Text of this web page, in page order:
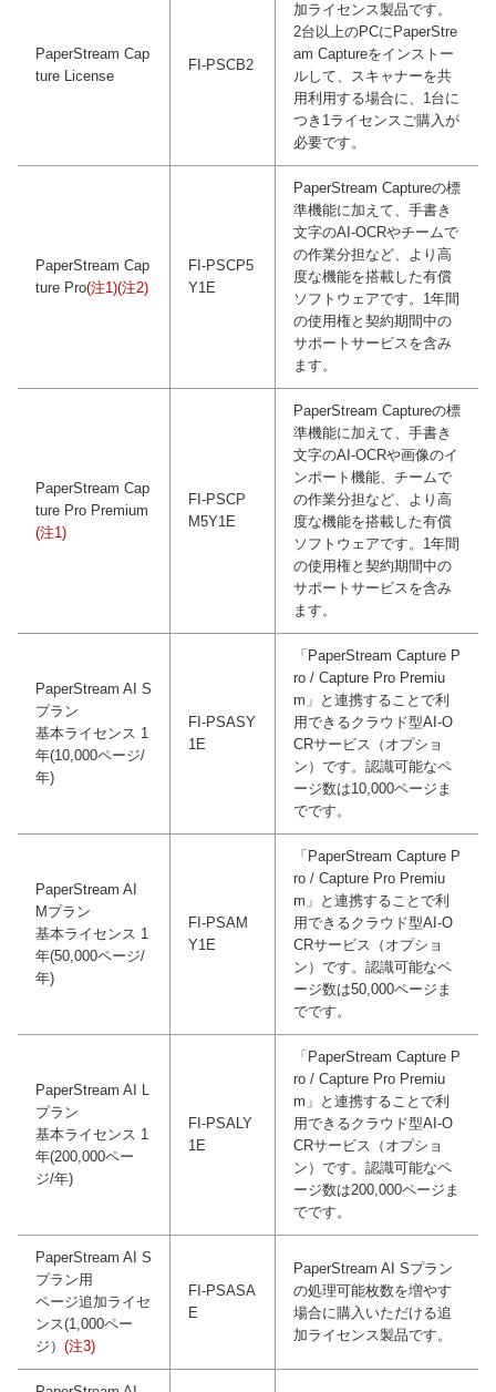
PaperStream Cap
ture License
FI-PSCB2
加ライセンス製品です。
2台以上のPCにPaperStre
am Captureをインストー
ルして、スキャナーを共
用利用する場合に、1台に
つき1ライセンスご購入が
必要です。
PaperStream Cap
ture Pro(注1)(注2)
FI-PSCP5
Y1E
PaperStream Captureの標
準機能に加えて、手書き
文字のAI-OCRやチームで
の作業分担など、より高
度な機能を搭載した有償
ソフトウェアです。1年間
の使用権と契約期間中の
サポートサービスを含み
ます。
PaperStream Cap
ture Pro Premium
(注1)
FI-PSCP
M5Y1E
PaperStream Captureの標
準機能に加えて、手書き
文字のAI-OCRや画像のイ
ンポート機能、チームで
の作業分担など、より高
度な機能を搭載した有償
ソフトウェアです。1年間
の使用権と契約期間中の
サポートサービスを含み
ます。
PaperStream AI S
プラン
基本ライセンス 1
年(10,000ページ/
年)
FI-PSASY
1E
「PaperStream Capture P
ro / Capture Pro Premiu
m」と連携することで利
用できるクラウド型AI-O
CRサービス（オプショ
ン）です。認識可能なペ
ージ数は10,000ページま
でです。
PaperStream AI
Mプラン
基本ライセンス 1
年(50,000ページ/
年)
FI-PSAM
Y1E
「PaperStream Capture P
ro / Capture Pro Premiu
m」と連携することで利
用できるクラウド型AI-O
CRサービス（オプショ
ン）です。認識可能なペ
ージ数は50,000ページま
でです。
PaperStream AI L
プラン
基本ライセンス 1
年(200,000ペー
ジ/年)
FI-PSALY
1E
「PaperStream Capture P
ro / Capture Pro Premiu
m」と連携することで利
用できるクラウド型AI-O
CRサービス（オプショ
ン）です。認識可能なペ
ージ数は200,000ページま
でです。
PaperStream AI S
プラン用
ページ追加ライセ
ンス(1,000ペー
ジ） (注3)
FI-PSASA
E
PaperStream AI Sプラン
の処理可能枚数を増やす
場合に購入いただける追
加ライセンス製品です。